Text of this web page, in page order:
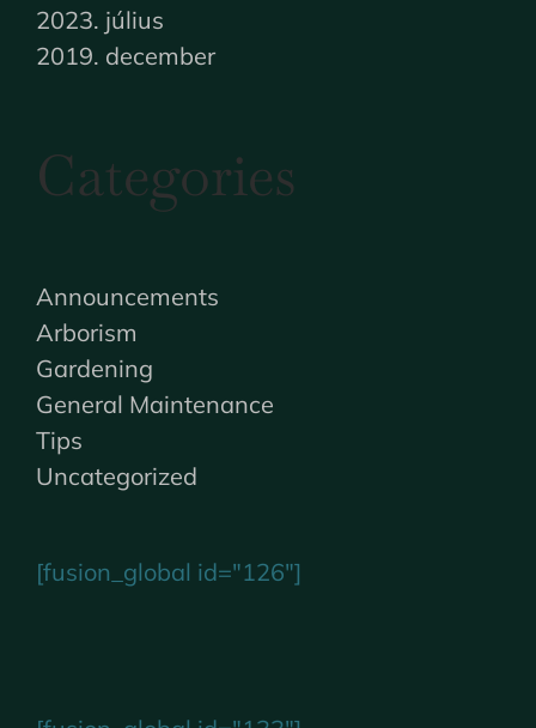
2023. július
2019. december
Categories
Announcements
Arborism
Gardening
General Maintenance
Tips
Uncategorized
[fusion_global id="126"]